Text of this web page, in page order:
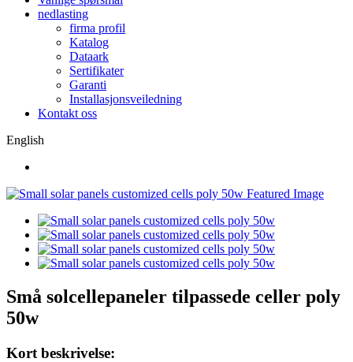
nedlasting
firma profil
Katalog
Dataark
Sertifikater
Garanti
Installasjonsveiledning
Kontakt oss
English
Små solcellepaneler tilpassede celler poly
50w
Kort beskrivelse: